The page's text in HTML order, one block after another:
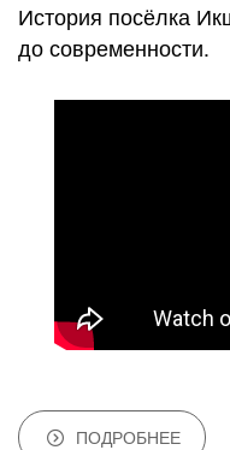
История посёлка
до современности.
ПОДРОБНЕЕ